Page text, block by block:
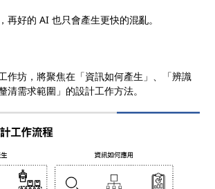
再好的 AI 也只會產生更快的混亂。
作坊，將聚焦在「資訊如何產生」、「辨識
清需求範圍」的設計工作方法。